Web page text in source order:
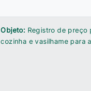
Objeto: Registro de preço
cozinha e vasilhame para